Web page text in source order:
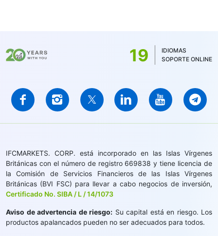
19
IDIOMAS
SOPORTE ONLINE
IFCMARKETS. CORP. está incorporado en las Islas Vírgenes
Británicas con el número de registro 669838 y tiene licencia de
la Comisión de Servicios Financieros de las Islas Vírgenes
Británicas (BVI FSC) para llevar a cabo negocios de inversión,
Certificado No. SIBA / L / 14/1073
Aviso de advertencia de riesgo: Su capital está en riesgo. Los
productos apalancados pueden no ser adecuados para todos.